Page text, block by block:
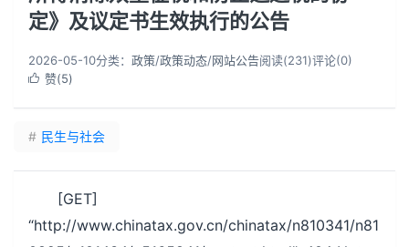
定》及议定书生效执行的公告
2026-05-10分类： 政策/政策动态/网站公告阅读(231)评论(0)
 赞(5)
# 民生与社会
[GET]
“http://www.chinatax.gov.cn/chinatax/n810341/n81